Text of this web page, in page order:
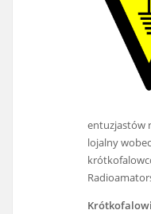
entuzjastów
lojalny